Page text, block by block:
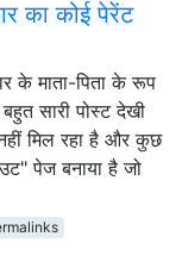
का कोई पेरेंट
के माता-पिता के रूप
सारी पोस्ट देखी
मिल रहा है और कुछ
पेज बनाया है जो